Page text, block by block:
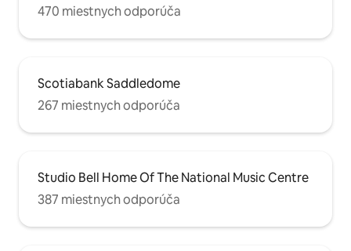
470 miestnych odporúča
Scotiabank Saddledome
267 miestnych odporúča
Studio Bell Home Of The National Music Centre
387 miestnych odporúča